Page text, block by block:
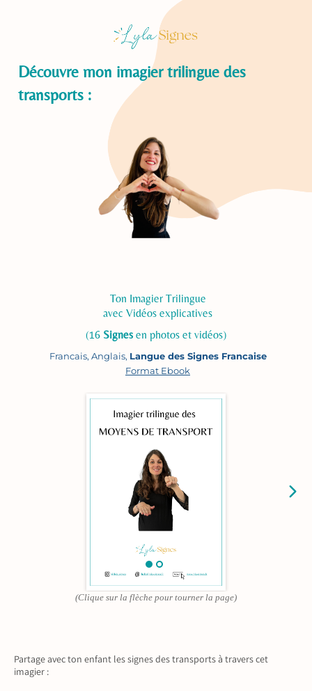
Découvre mon imagier trilingue des
transports :
Ton Imagier Trilingue
avec Vidéos explicatives
(16 Signes en photos et vidéos)
Francais, Anglais, Langue des Signes Francaise
Format Ebook
(Clique sur la flèche pour tourner la page)
Partage avec ton enfant les signes des transports à travers cet
imagier :